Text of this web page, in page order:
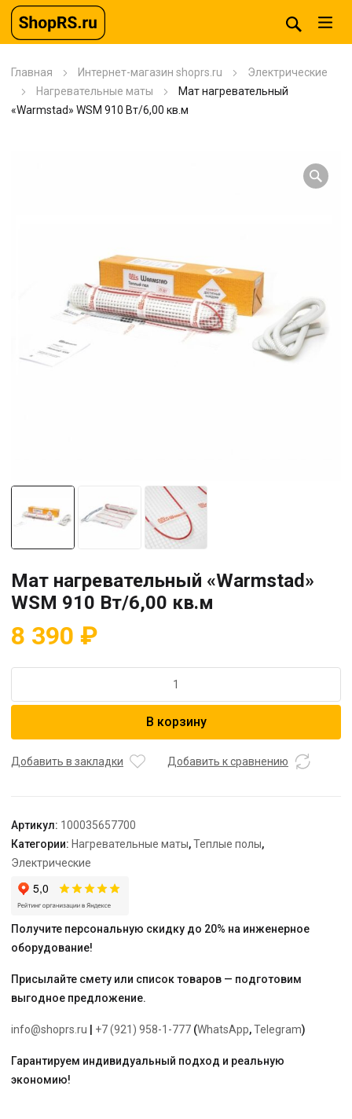
Главная Интернет-магазин shoprs.ru
Электрические
Нагревательные маты
Мат нагревательный
«Warmstad» WSM 910 Вт/6,00 кв.м
Мат нагревательный «Warmstad»
WSM 910 Вт/6,00 кв.м
8 390 ₽
Мат
WSM
В корзину
Добавить в закладки Добавить к сравнению
Артикул: 100035657700
Категории: Нагревательные маты,Теплые полы,
Электрические
Получите персональную скидку до 20% на инженерное
оборудование!
Присылайте смету или список товаров — подготовим
выгодное предложение.
info@shoprs.ru +7 (921) 958-1-777 (WhatsApp,Telegram)
Гарантируем индивидуальный подход и реальную
экономию!